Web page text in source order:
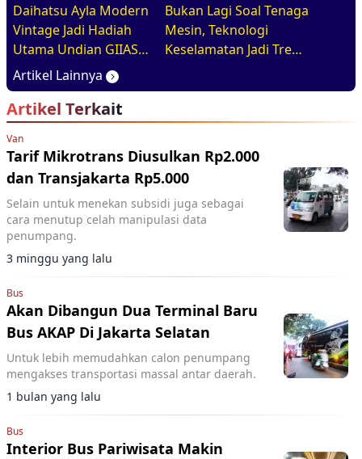
Daihatsu Ayla Modern
Vintage Jadi Hadiah
Utama Undian GIIAS
2026, Basisnya Varian
Terlaris
Bukan Lagi Soal Tenaga
Mesin, Teknologi
Keselamatan Jadi Tren
Artikel Lainnya
Artikel Terkait
Van
Tarif Mikrotrans Diusulkan Rp2.000
dan Transjakarta Rp5.000
Selain untuk menekan subsidi juga sebagai
cara menutup celah manipulasi data
penumpang.
3 minggu yang lalu
Bus
Akan Dibangun Dua Terminal Baru
Bus AKAP Di Jakarta Selatan
Untuk lebih memudahkan calon penumpang
mengakses transportasi massal antar daerah.
1 bulan yang lalu
Bus
Interior Bus Pariwisata Makin